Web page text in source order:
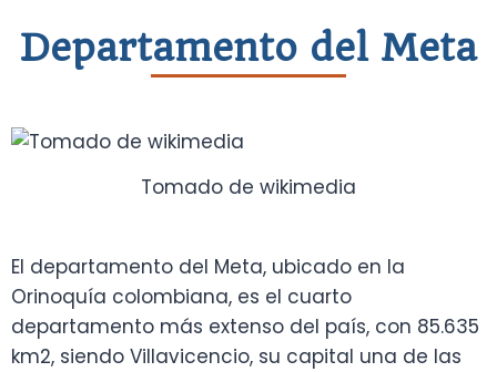
Departamento del Meta
Tomado de wikimedia
El departamento del Meta, ubicado en la
Orinoquía colombiana, es el cuarto
departamento más extenso del país, con 85.635
km2, siendo Villavicencio, su capital una de las